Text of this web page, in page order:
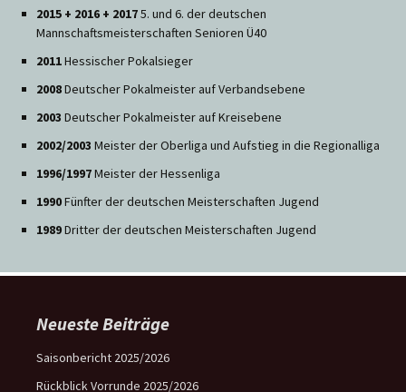
2015 + 2016 + 20175. und 6. der deutschen
Mannschaftsmeisterschaften Senioren Ü40
2011Hessischer Pokalsieger
2008Deutscher Pokalmeister auf Verbandsebene
2003 Deutscher Pokalmeister auf Kreisebene
2002/2003 Meister der Oberliga und Aufstieg in die Regionalliga
1996/1997Meister der Hessenliga
1990Fünfter der deutschen Meisterschaften Jugend
1989Dritter der deutschen Meisterschaften Jugend
Neueste Beiträge
Saisonbericht 2025/2026
Rückblick Vorrunde 2025/2026